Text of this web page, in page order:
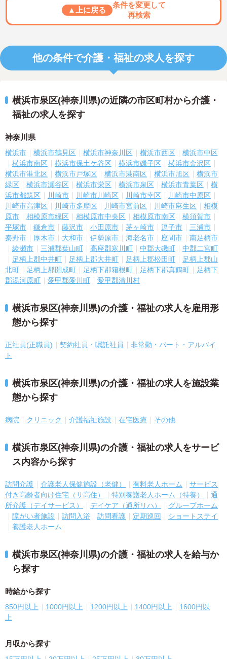
▲上に戻る
条件を変更して
再検索
他の条件で介護・福祉の求人を探す
横浜市泉区(神奈川県)の近隣の市区町村から介護・
福祉の求人を探す
神奈川県
横浜市 横浜市鶴見区 横浜市神奈川区 横浜市西区
横浜市中区
横浜市南区
横浜市保土ケ谷区 横浜市磯子区
横浜市金沢区
横浜市港北区
横浜市戸塚区 横浜市港南区 横浜市旭区
横浜市
緑区
横浜市瀬谷区 横浜市栄区 横浜市泉区 横浜市青葉区
横
浜市都筑区
川崎市 川崎市川崎区 川崎市幸区
川崎市中原区
川崎市高津区
川崎市多摩区 川崎市宮前区 川崎市麻生区
相模
原市
相模原市緑区 相模原市中央区 相模原市南区
横須賀市
平塚市
鎌倉市 藤沢市 小田原市 茅ヶ崎市 逗子市
三浦市
秦野市
厚木市 大和市 伊勢原市 海老名市 座間市
南足柄市
綾瀬市
三浦郡葉山町 高座郡寒川町 中郡大磯町
中郡二宮町
足柄上郡中井町
足柄上郡大井町 足柄上郡松田町
足柄上郡山
北町
足柄上郡開成町 足柄下郡箱根町 足柄下郡真鶴町
足柄下
郡湯河原町
愛甲郡愛川町 愛甲郡清川村
横浜市泉区(神奈川県)の介護・福祉の求人を雇用形
態から探す
正社員(正職員) 契約社員・嘱託社員
非常勤・パート・アルバイ
ト
横浜市泉区(神奈川県)の介護・福祉の求人を施設業
態から探す
病院 クリニック 介護福祉施設 在宅医療 その他
横浜市泉区(神奈川県)の介護・福祉の求人をサービ
ス内容から探す
訪問介護 介護老人保健施設（老健） 有料老人ホーム
サービス
付き高齢者向け住宅（サ高住）
特別養護老人ホーム（特養）
通
所介護（デイサービス）
デイケア（通所リハ）
グループホーム
障がい者施設
訪問入浴 訪問看護 定期巡回
ショートステイ
養護老人ホーム
横浜市泉区(神奈川県)の介護・福祉の求人を給与か
ら探す
時給から探す
850円以上 1000円以上 1200円以上 1400円以上
1600円以
上
月収から探す